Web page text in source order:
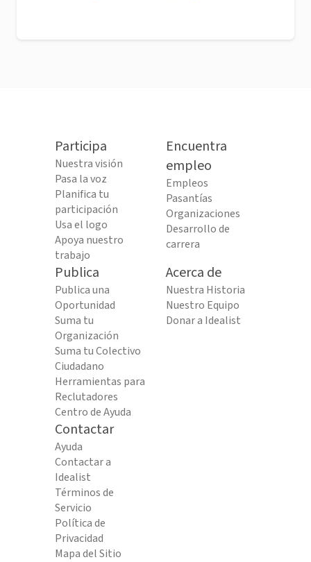
Participa
Nuestra visión
Pasa la voz
Planifica tu
participación
Usa el logo
Apoya nuestro
trabajo
Encuentra
empleo
Empleos
Pasantías
Organizaciones
Desarrollo de
carrera
Publica
Publica una
Oportunidad
Suma tu
Organización
Suma tu Colectivo
Ciudadano
Herramientas para
Reclutadores
Centro de Ayuda
Acerca de
Nuestra Historia
Nuestro Equipo
Donar a Idealist
Contactar
Ayuda
Contactar a
Idealist
Términos de
Servicio
Política de
Privacidad
Mapa del Sitio